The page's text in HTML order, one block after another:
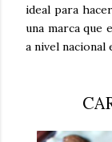
ideal para
una marca que
a nivel nacional